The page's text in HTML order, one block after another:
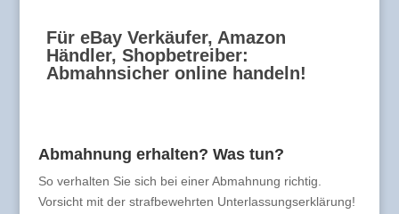
Für eBay Verkäufer, Amazon
Händler, Shopbetreiber:
Abmahnsicher online handeln!
Abmahnung erhalten? Was tun?
So verhalten Sie sich bei einer Abmahnung richtig.
Vorsicht mit der strafbewehrten Unterlassungserklärung!